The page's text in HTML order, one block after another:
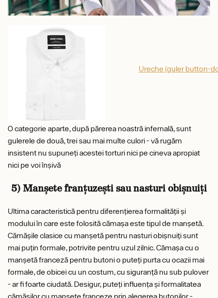
Ureche (guler button-
O categorie aparte, după părerea noastră infernală, sunt
gulerele de două, trei sau mai multe culori - vă rugăm
insistent nu supuneți acestei torturi nici pe cineva apropiat
nici pe voi înșivă
5) Manșete franțuzești sau nasturi obișnuiți
Ultima caracteristică pentru diferențierea formalității și
modului în care este folosită cămașa este tipul de manșetă.
Cămășile clasice cu manșetă pentru nasturi obișnuiți sunt
mai puțin formale, potrivite pentru uzul zilnic. Cămașa cu o
manșetă franceză pentru butoni o puteți purta cu ocazii mai
formale, de obicei cu un costum, cu siguranță nu sub pulover
- ar fi foarte ciudată. Desigur, puteți influența și formalitatea
cămășilor cu manșete franceze prin alegerea butonilor -